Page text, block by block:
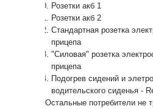
Розетки акб 1
Розетки акб 2
Стандартная розетка
прицепа
"Силовая" розетка
прицепа
Подогрев сидений и
водительского сиденья -
Остальные потребители не